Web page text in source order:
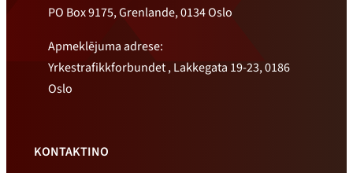
PO Box 9175, Grenlande, 0134 Oslo
Apmeklējuma adrese:
Yrkestrafikkforbundet , Lakkegata 19-23, 0186
Oslo
KONTAKTINO